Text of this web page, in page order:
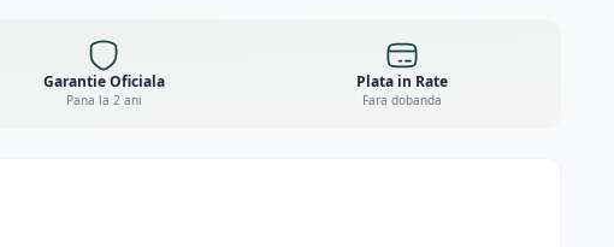
Garantie Oficiala
Pana la 2 ani
Plata in Rate
Fara dobanda